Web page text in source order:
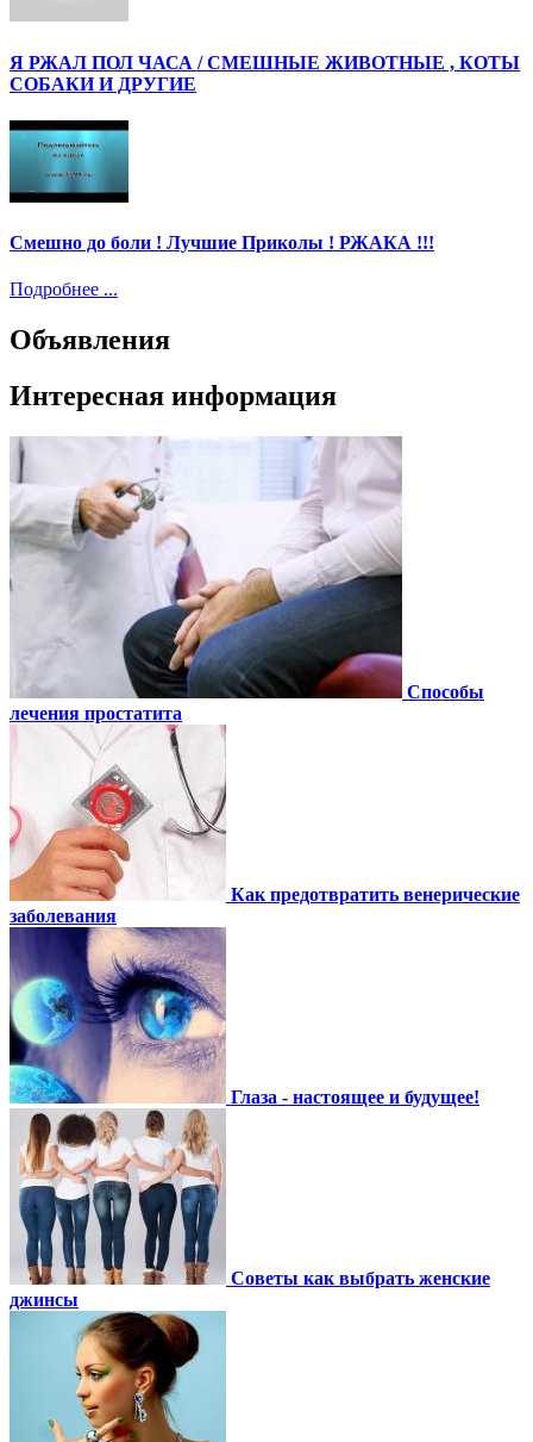
Я РЖАЛ ПОЛ ЧАСА / СМЕШНЫЕ ЖИВОТНЫЕ , КОТЫ
СОБАКИ И ДРУГИЕ
Смешно до боли ! Лучшие Приколы ! РЖАКА !!!
Подробнее ...
Объявления
Интересная информация
Способы
лечения простатита
Как предотвратить венерические
заболевания
Глаза - настоящее и будущее!
Советы как выбрать женские
джинсы